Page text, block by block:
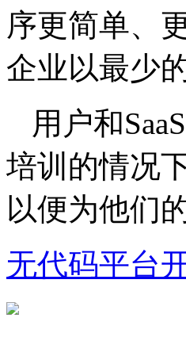
序更简单、
企业以最少
用户和
培训的情况
以便为他们
无代码平台